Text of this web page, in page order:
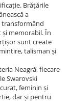
Brățările
a
memorabil. În
sunt create
talisman și
Neagră, fiecare
Swarovski
feminin și
dar și pentru